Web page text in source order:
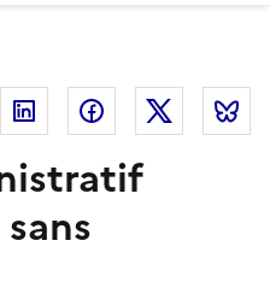
Linkedin FacebookTwitter